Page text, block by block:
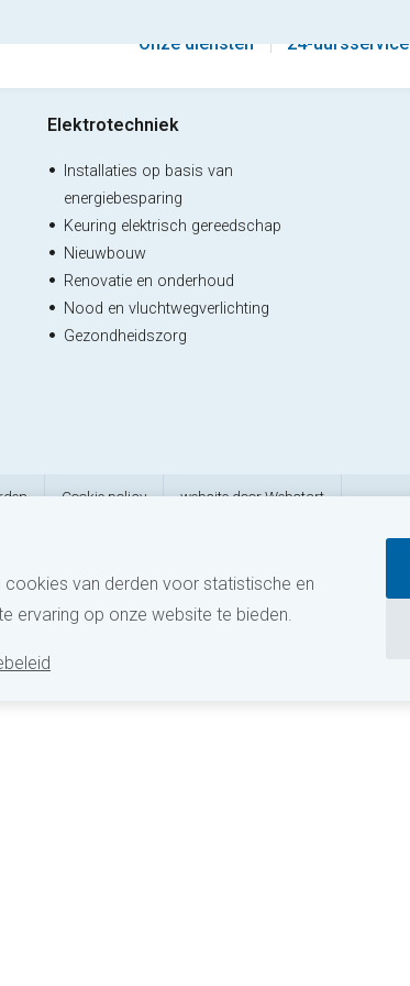
Onze diensten 24-uursservice
Elektrotechniek
Installaties op basis van
energiebesparing
Keuring elektrisch gereedschap
Nieuwbouw
Renovatie en onderhoud
Nood en vluchtwegverlichting
Gezondheidszorg
Cookie policy website door Webstart
van derden voor statistische en
ervaring op onze website te bieden.